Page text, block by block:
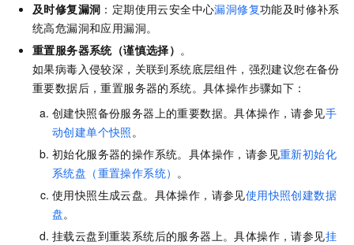
及时修复漏洞 ：定期使用云安全中心漏洞修复功能及时修补系
统高危漏洞和应用漏洞。
重置服务器系统（谨慎选择） 。
如果病毒入侵较深，关联到系统底层组件，强烈建议您在备份
重要数据后，重置服务器的系统。具体操作步骤如下：
创建快照备份服务器上的重要数据。具体操作，请参见手
动创建单个快照。
初始化服务器的操作系统。具体操作，请参见重新初始化
系统盘（重置操作系统） 。
使用快照生成云盘。具体操作，请参见使用快照创建数据
盘。
挂载云盘到重装系统后的服务器上。具体操作，请参见挂